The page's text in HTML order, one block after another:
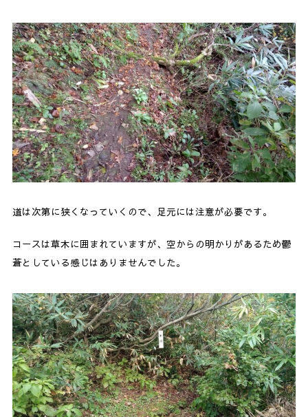
道は次第に狭くなっていくので、足元には注意が必要です。
コースは草木に囲まれていますが、空からの明かりがあるため鬱
蒼としている感じはありませんでした。